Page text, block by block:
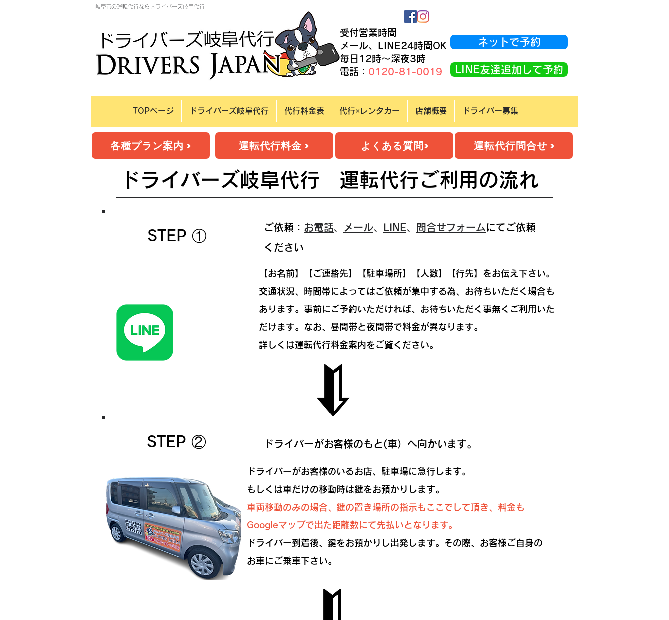
岐阜市の運転代行ならドライバーズ岐阜代行
受付営業時間
​メール、LINE24時間OK
毎日12時～深夜3時
​​電話： 0120-81-0019
ネットで予約
LINE友達追加して予約
TOPページ ドライバーズ岐阜代行 代行料金表 代行×レンタカー 店舗概要 ドライバー募集
各種プラン案内 > 運転代行料金 > よくある質問> 運転代行問合せ >
​ドライバーズ岐阜代行 運転代行ご利用の流れ
STEP ①
ご依頼： お電話、 メール、 LINE、 問合せフォームにてご依頼
ください
【お名前】【ご連絡先】【駐車場所】【人数】【行先】をお伝え下さい。
交通状況、時間帯によってはご依頼が集中する為、お待ちいただく場合も
あります。事前にご予約いただければ、お待ちいただく事無くご利用いた
だけます。なお、昼間帯と夜間帯で料金が異なります。
詳しくは運転代行料金案内をご覧ください。
STEP ② ドライバーがお客様のもと(車）へ向かいます。
ドライバーがお客様のいるお店、駐車場に急行します。
​もしくは車だけの移動時は鍵をお預かりします。
​車両移動のみの場合、鍵の置き場所の指示もここでして頂き、料金も
Googleマップで出た距離数にて先払いとなります。
ドライバー到着後、鍵をお預かりし出発します。その際、お客様ご自身の
お車にご乗車下さい。